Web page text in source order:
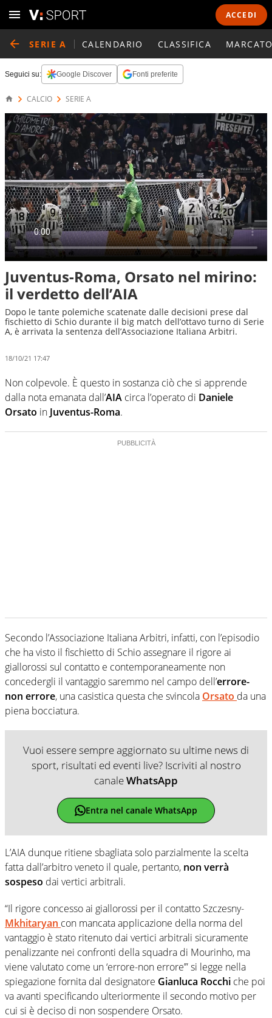
ACCEDI
SERIE A CALENDARIO CLASSIFICA
Seguici su: Google Discover Fonti preferite
CALCIO SERIE A
Juventus-Roma, Orsato nel mirino:
il verdetto dell’AIA
Dopo le tante polemiche scatenate dalle decisioni prese dal
fischietto di Schio durante il big match dell’ottavo turno di Serie
A, è arrivata la sentenza dell’Associazione Italiana Arbitri.
18/10/21 17:47
Non colpevole. È questo in sostanza ciò che si apprende
dalla nota emanata dall’AIA circa l’operato di Daniele
Orsato in Juventus-Roma.
Secondo l’Associazione Italiana Arbitri, infatti, con l’episodio
che ha visto il fischietto di Schio assegnare il rigore ai
giallorossi sul contatto e contemporaneamente non
concedergli il vantaggio saremmo nel campo dell’errore-
non errore, una casistica questa che svincola Orsato da una
piena bocciatura.
Vuoi essere sempre aggiornato su ultime news di
sport, risultati ed eventi live? Iscriviti al nostro
canaleWhatsApp
Entra nel canale WhatsApp
L’AIA dunque ritiene sbagliata solo parzialmente la scelta
fatta dall’arbitro veneto il quale, pertanto, non verrà
sospeso dai vertici arbitrali.
“Il rigore concesso ai giallorossi per il contatto Szczesny-
Mkhitaryan con mancata applicazione della norma del
vantaggio è stato ritenuto dai vertici arbitrali sicuramente
penalizzante nei confronti della squadra di Mourinho, ma
viene valutato come un ‘errore-non errore’” si legge nella
spiegazione fornita dal designatore Gianluca Rocchi che poi
va avanti specificando ulteriormente il secondo motivo per
cui si è deciso di non sospendere Orsato.